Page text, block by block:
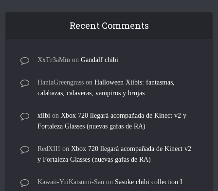
Recent Comments
XxTr3aMm onGandalf chibi
HaniaGreengrass onHalloween Xiibis: fantasmas,
calabazas, calaveras, vampiros y brujas
xiibi onXbox 720 llegará acompañada de Kinect v2 y
Fortaleza Glasses (nuevas gafas de RA)
RedXIII onXbox 720 llegará acompañada de Kinect v2
y Fortaleza Glasses (nuevas gafas de RA)
Kawaii-YuiKatsumi-San on Sasuke chibi collection I